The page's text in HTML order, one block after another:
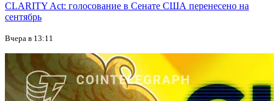
CLARITY Act: голосование в Сенате США перенесено на
сентябрь
Вчера в 13:11